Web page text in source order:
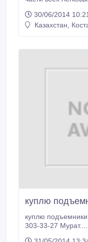
автомагазин, кузовной цех , Еврофуры , автобусы,
полировка, вклейка стекол любой сложности,
30/06/2014 10:21
Казахстан,
куплю
куплю
303-33-27